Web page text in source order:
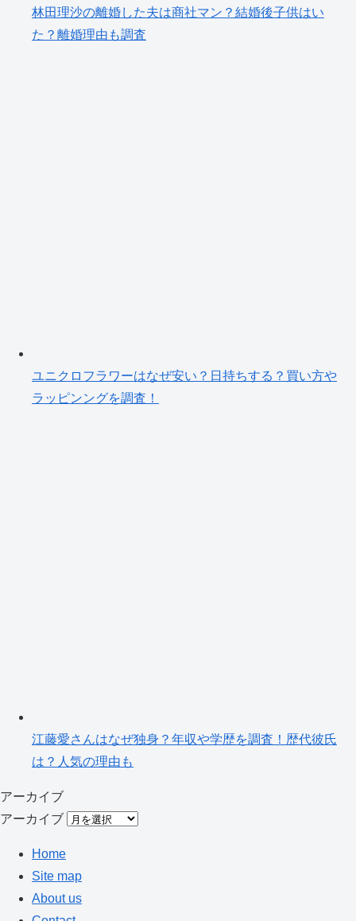
林田理沙の離婚した夫は商社マン？結婚後子供はい
た？離婚理由も調査
ユニクロフラワーはなぜ安い？日持ちする？買い方や
ラッピンングを調査！
江藤愛さんはなぜ独身？年収や学歴を調査！歴代彼氏
は？人気の理由も
アーカイブ
アーカイブ
Home
Site map
About us